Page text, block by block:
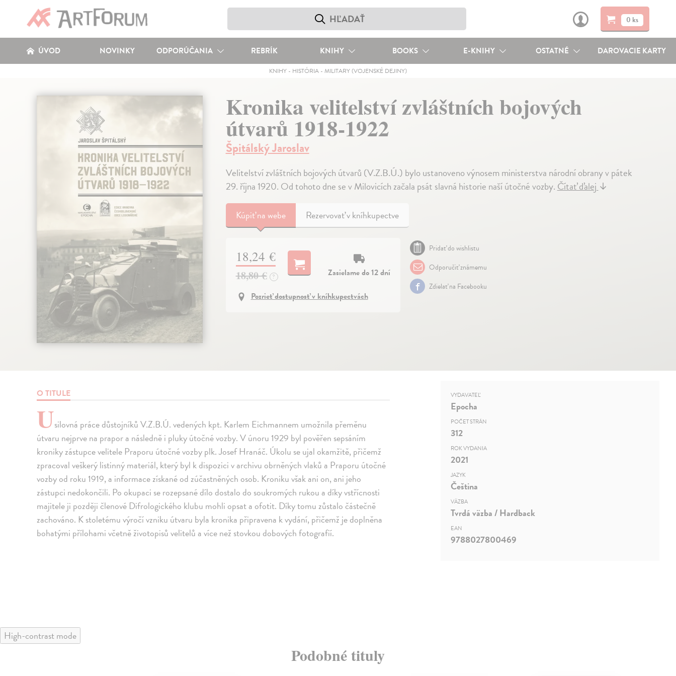
0 ks
ÚVOD NOVINKY ODPORÚČANIA REBRÍK KNIHY BOOKS E-KNIHY OSTATNÉ DAROVACIE KARTY
KNIHY- HISTÓRIA- MILITARY (VOJENSKÉ DEJINY)
Kronika velitelství zvláštních bojových
útvarů 1918-1922
Špitálský Jaroslav
Velitelství zvláštních bojových útvarů (V.Z.B.Ú.) bylo ustanoveno výnosem ministerstva národní obrany v pátek
29. října 1920. Od tohoto dne se v Milovicích začala psát slavná historie naší útočné vozby.Čítať ďalej↓
Kúpiťna webe Rezervovať v kníhkupectve
18,24 €
18,80 € ?
Zasielame do 12 dní
Pozrieť dostupnosť v kníhkupectvách
Pridať do wishlistu
Odporučiť známemu
Zdielať na Facebooku
O TITULE
Usilovná práce důstojníků V.Z.B.Ú. vedených kpt. Karlem Eichmannem umožnila přeměnu
útvaru nejprve na prapor a následně i pluky útočné vozby. V únoru 1929 byl pověřen sepsáním
kroniky zástupce velitele Praporu útočné vozby plk. Josef Hranáč. Úkolu se ujal okamžitě, přičemž
zpracoval veškerý listinný materiál, který byl k dispozici v archivu obrněných vlaků a Praporu útočné
vozby od roku 1919, a informace získané od zúčastněných osob. Kroniku však ani on, ani jeho
zástupci nedokončili. Po okupaci se rozepsané dílo dostalo do soukromých rukou a díky vstřícnosti
majitele ji později členové Difrologického klubu mohli opsat a ofotit. Díky tomu zůstalo částečně
zachováno. K stoletému výročí vzniku útvaru byla kronika připravena k vydání, přičemž je doplněna
bohatými přílohami včetně životopisů velitelů a více než stovkou dobových fotografií.
VYDAVATEĽ
Epocha
POČET STRÁN
312
ROK VYDANIA
2021
JAZYK
Čeština
VÄZBA
Tvrdá väzba / Hardback
EAN
9788027800469
High-contrast mode
Podobné tituly